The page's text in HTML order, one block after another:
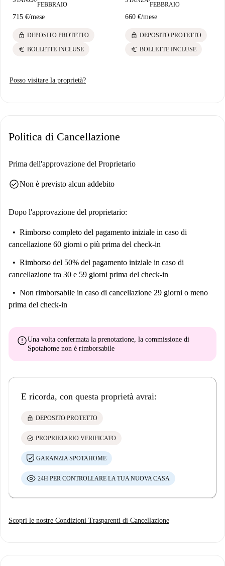
FEBBRAIO
715 €/mese
lock DEPOSITO PROTETTO
euro BOLLETTE INCLUSE
FEBBRAIO
660 €/mese
lock DEPOSITO PROTETTO
euro BOLLETTE INCLUSE
Posso visitare la proprietà?
Politica di Cancellazione
Prima dell'approvazione del Proprietario
check_circleNon è previsto alcun addebito
Dopo l'approvazione del proprietario:
Rimborso completo del pagamento iniziale in caso di
cancellazione 60 giorni o più prima del check-in
Rimborso del 50% del pagamento iniziale in caso di
cancellazione tra 30 e 59 giorni prima del check-in
Non rimborsabile in caso di cancellazione 29 giorni o meno
prima del check-in
errorUna volta confermata la prenotazione, la commissione di
Spotahome non è rimborsabile
E ricorda, con questa proprietà avrai:
lock DEPOSITO PROTETTO
check_circle PROPRIETARIO VERIFICATO
GARANZIA SPOTAHOME
24H PER CONTROLLARE LA TUA NUOVA CASA
Scopri le nostre Condizioni Trasparenti di Cancellazione